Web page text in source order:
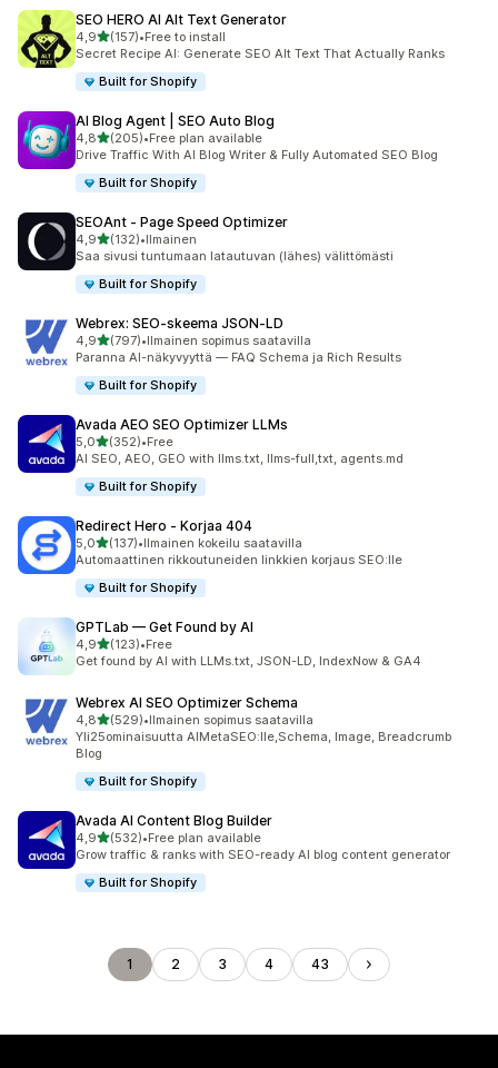
SEO HERO AI Alt Text Generator
4,9/ 5 tähteä
(157)
157 arvostelua yhteensä
•Free to install
Secret Recipe AI: Generate SEO Alt Text That Actually Ranks
Built for Shopify
AI Blog Agent | SEO Auto Blog
4,8/ 5 tähteä
(205)
205 arvostelua yhteensä
•Free plan available
Drive Traffic With AI Blog Writer & Fully Automated SEO Blog
Built for Shopify
SEOAnt ‑ Page Speed Optimizer
4,9/ 5 tähteä
(132)
132 arvostelua yhteensä
•Ilmainen
Saa sivusi tuntumaan latautuvan (lähes) välittömästi
Built for Shopify
Webrex: SEO‑skeema JSON‑LD
4,9/ 5 tähteä
(797)
797 arvostelua yhteensä
•Ilmainen sopimus saatavilla
Paranna AI-näkyvyyttä — FAQ Schema ja Rich Results
Built for Shopify
Avada AEO SEO Optimizer LLMs
5,0/ 5 tähteä
(352)
352 arvostelua yhteensä
•Free
AI SEO, AEO, GEO with llms.txt, llms-full,txt, agents.md
Built for Shopify
Redirect Hero ‑ Korjaa 404
5,0/ 5 tähteä
(137)
137 arvostelua yhteensä
•Ilmainen kokeilu saatavilla
Automaattinen rikkoutuneiden linkkien korjaus SEO:lle
Built for Shopify
GPTLab — Get Found by AI
4,9/ 5 tähteä
(123)
123 arvostelua yhteensä
•Free
Get found by AI with LLMs.txt, JSON-LD, IndexNow & GA4
Webrex AI SEO Optimizer Schema
4,8/ 5 tähteä
(529)
529 arvostelua yhteensä
•Ilmainen sopimus saatavilla
Yli25ominaisuutta AIMetaSEO:lle,Schema, Image, Breadcrumb
BIog
Built for Shopify
Avada AI Content Blog Builder
4,9/ 5 tähteä
(532)
532 arvostelua yhteensä
•Free plan available
Grow traffic & ranks with SEO-ready AI blog content generator
Built for Shopify
1 2 3 4 43